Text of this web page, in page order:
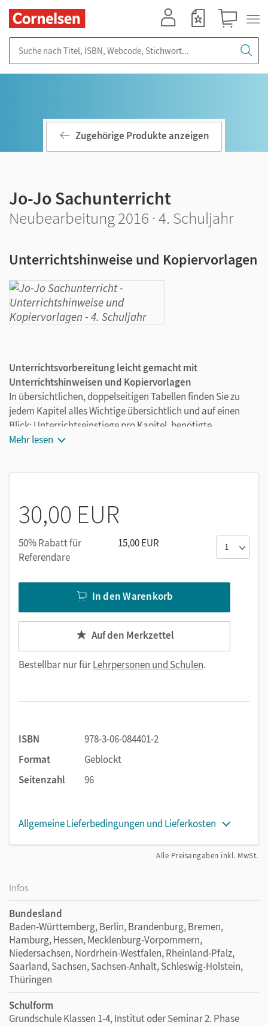
Zugehörige Produkte anzeigen
Jo-Jo Sachunterricht
Neubearbeitung 2016 · 4. Schuljahr
Unterrichtshinweise und Kopiervorlagen
Unterrichtsvorbereitung leicht gemacht mit
Unterrichtshinweisen und Kopiervorlagen
In übersichtlichen, doppelseitigen Tabellen finden Sie zu
jedem Kapitel alles Wichtige übersichtlich und auf einen
Blick: Unterrichtseinstiege pro Kapitel, benötigte
Unterrichtsmaterialien, Verweise auf Methodenheft und
altersgerechten Lesetexten. Um verschiedenen
Lernausgangslagen gerecht zu werden, gibt es die
Kopiervorlagen auf drei Niveaustufen (Würfelsymbol wie im
Arbeitsheft).
Mehr lesen
30,00 EUR
50% Rabatt für
Referendare
15,00 EUR
In den Warenkorb
Auf den Merkzettel
Bestellbar nur fürLehrpersonen und Schulen.
ISBN
978-3-06-084401-2
Format
Geblockt
Seitenzahl
96
Allgemeine Lieferbedingungen und Lieferkosten
Alle Preisangaben inkl. MwSt.
Infos
Bundesland
Baden-Württemberg, Berlin, Brandenburg, Bremen,
Hamburg, Hessen, Mecklenburg-Vorpommern,
Niedersachsen, Nordrhein-Westfalen, Rheinland-Pfalz,
Saarland, Sachsen, Sachsen-Anhalt, Schleswig-Holstein,
Thüringen
Schulform
Grundschule Klassen 1-4, Institut oder Seminar 2. Phase